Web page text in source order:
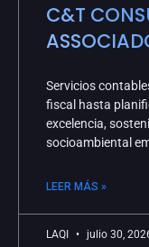
C&T
Servicios
fiscal hasta
excelencia,
socioambiental
LEER MÁS »
LAQI julio 30,